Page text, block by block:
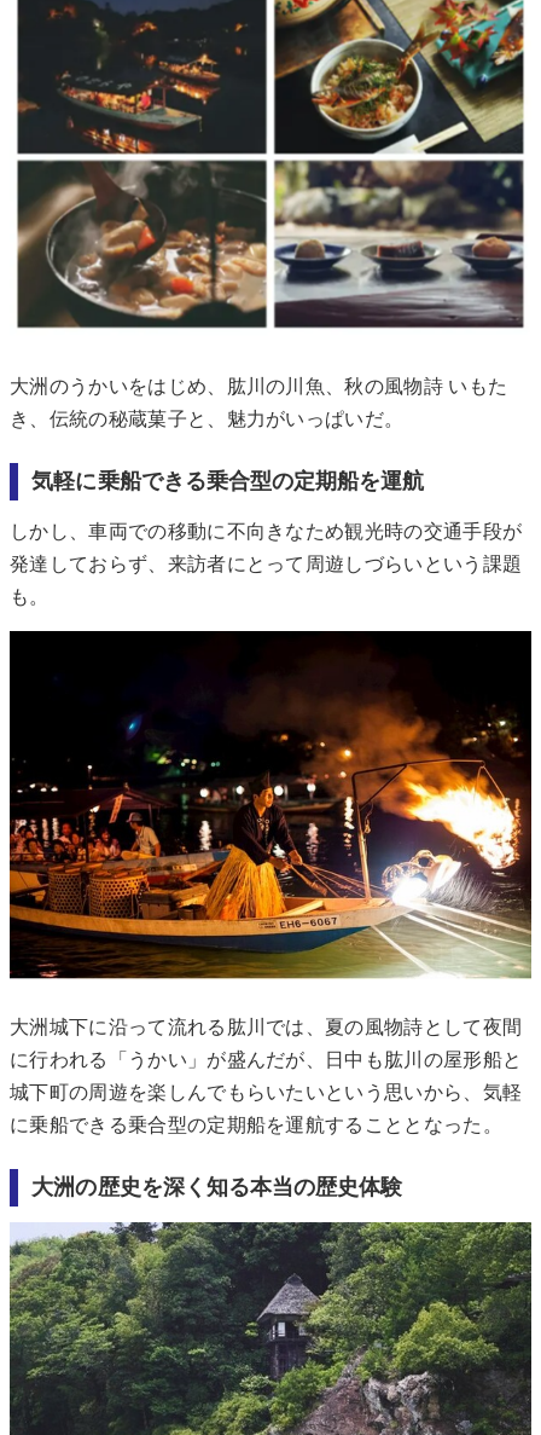
大洲のうかいをはじめ、肱川の川魚、秋の風物詩 いもた
き、伝統の秘蔵菓子と、魅力がいっぱいだ。
気軽に乗船できる乗合型の定期船を運航
しかし、車両での移動に不向きなため観光時の交通手段が
発達しておらず、来訪者にとって周遊しづらいという課題
も。
大洲城下に沿って流れる肱川では、夏の風物詩として夜間
に行われる「うかい」が盛んだが、日中も肱川の屋形船と
城下町の周遊を楽しんでもらいたいという思いから、気軽
に乗船できる乗合型の定期船を運航することとなった。
大洲の歴史を深く知る本当の歴史体験